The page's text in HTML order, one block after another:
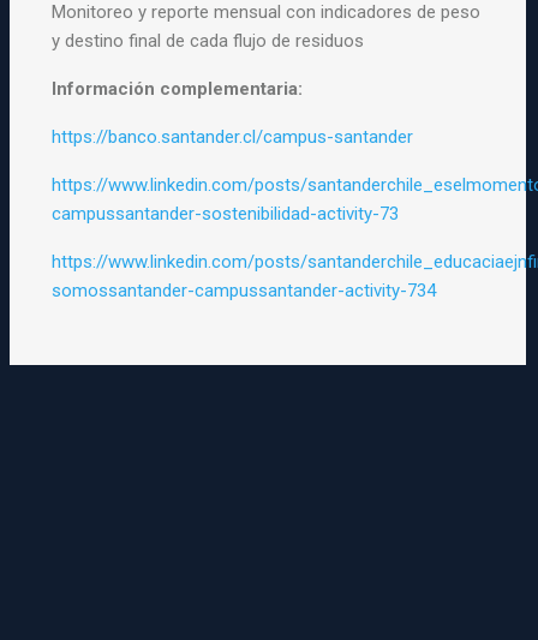
Monitoreo y reporte mensual con indicadores de peso
y destino final de cada flujo de residuos
Información complementaria:
https://banco.santander.cl/campus-santander
https://www.linkedin.com/posts/
campussantander-sostenibilidad-activity-73
https://www.linkedin.com/posts/
somossantander-campussantander-activity-734